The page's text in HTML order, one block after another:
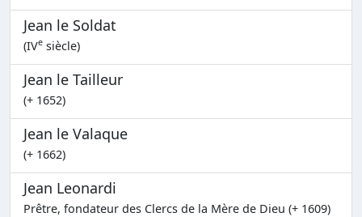
Jean le Soldat
(IVe siècle)
Jean le Tailleur
(+ 1652)
Jean le Valaque
(+ 1662)
Jean Leonardi
Prêtre, fondateur des Clercs de la Mère de Dieu (+ 1609)